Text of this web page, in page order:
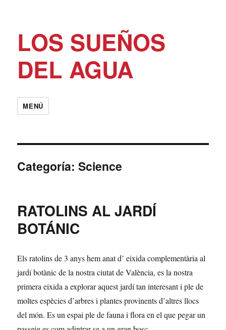
LOS SUEÑOS
DEL AGUA
MENÚ
Categoría:Science
RATOLINS AL JARDÍ
BOTÁNIC
Els ratolins de 3 anys hem anat d’ eixida complementària al
jardí botànic de la nostra ciutat de València, es la nostra
primera eixida a explorar aquest jardí tan interesant i ple de
moltes espècies d’arbres i plantes provinents d’altres llocs
del món. Es un espai ple de fauna i flora en el que pegar un